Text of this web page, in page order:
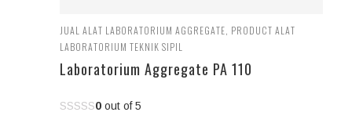
JUAL ALAT LABORATORIUM AGGREGATE PRODUCT ALAT
LABORATORIUM TEKNIK SIPIL
Laboratorium Aggregate PA 110
0 out of 5